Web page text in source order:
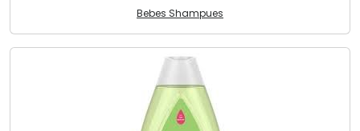
Bebes Shampues